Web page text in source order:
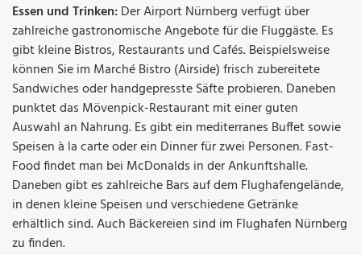
Essen und Trinken:Der Airport Nürnberg verfügt über
zahlreiche gastronomische Angebote für die Fluggäste. Es
gibt kleine Bistros, Restaurants und Cafés. Beispielsweise
können Sie im Marché Bistro (Airside) frisch zubereitete
Sandwiches oder handgepresste Säfte probieren. Daneben
punktet das Mövenpick-Restaurant mit einer guten
Auswahl an Nahrung. Es gibt ein mediterranes Buffet sowie
Speisen à la carte oder ein Dinner für zwei Personen. Fast-
Food findet man bei McDonalds in der Ankunftshalle.
Daneben gibt es zahlreiche Bars auf dem Flughafengelände,
in denen kleine Speisen und verschiedene Getränke
erhältlich sind. Auch Bäckereien sind im Flughafen Nürnberg
zu finden.